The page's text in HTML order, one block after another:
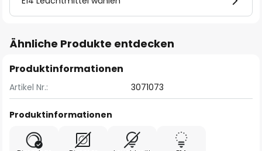
Ähnliche Produkte entdecken
Produktinformationen
Artikel Nr.: 3071073
Produktinformationen